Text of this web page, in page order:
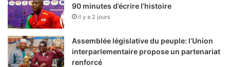
90 minutes d’écrire l’histoire
il y a 2 jours
Assemblée législative du peuple: l’Union
interparlementaire propose un partenariat
renforcé